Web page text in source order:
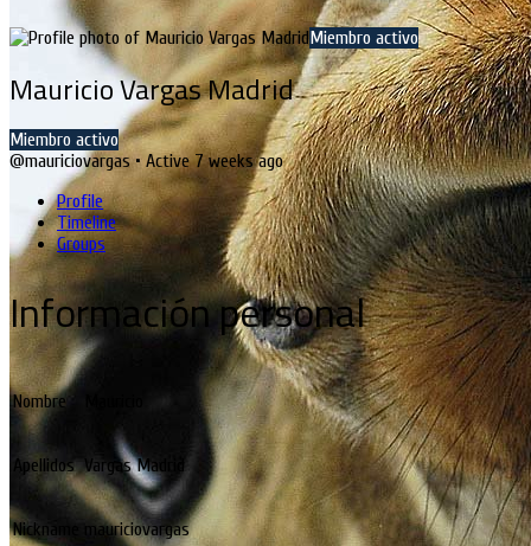
Miembro activo
Mauricio Vargas Madrid
Miembro activo
@mauriciovargas • Active 7 weeks ago
Profile
Timeline
Groups
Información personal
Nombre
Apellidos Vargas Madrid
Nickname mauriciovargas